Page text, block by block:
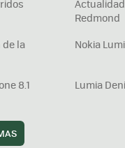
Redmond
de la
Nokia
8.1
Lumia